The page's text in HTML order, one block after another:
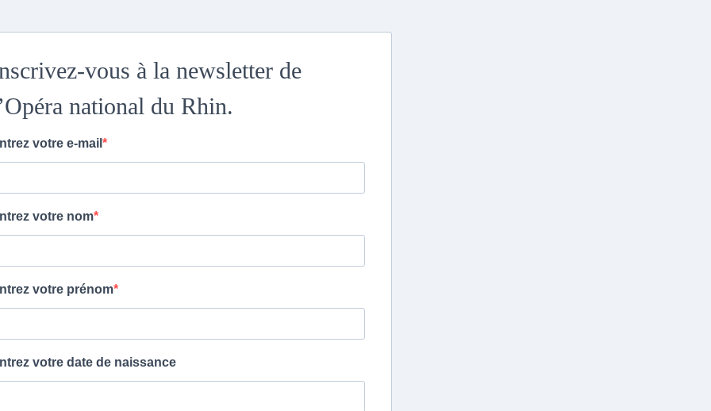
vous à la newsletter de
national du Rhin.
votre e-mail
votre nom
votre prénom
votre date de naissance